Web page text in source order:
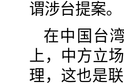
谓涉台提案。
在中国台
上，中方立
理，这也是